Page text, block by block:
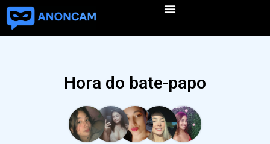
Hora do bate-papo